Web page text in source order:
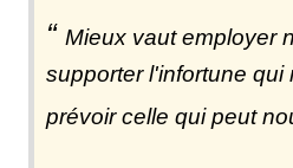
Mieux vaut employer
supporter l'infortune qui
prévoir celle qui peut